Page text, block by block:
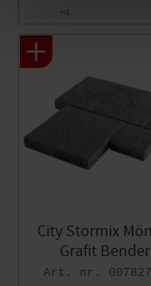
City Stormix
Grafit